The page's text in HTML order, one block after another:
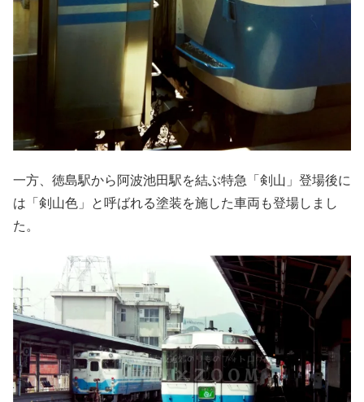
一方、徳島駅から阿波池田駅を結ぶ特急「剣山」登場後に
は「剣山色」と呼ばれる塗装を施した車両も登場しまし
た。